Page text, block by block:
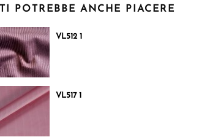
TI POTREBBE ANCHE PIACERE
VL512 1
VL517 1